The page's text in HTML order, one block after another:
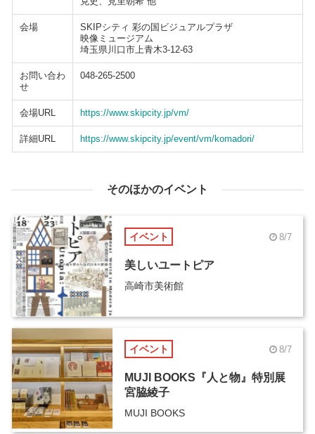
会場
SKIPシティ 彩の国ビジュアルプラザ
映像ミュージアム
埼玉県川口市上青木3-12-63
お問い合わ
せ
048-265-2500
会場URL https://www.skipcity.jp/vm/
詳細URL https://www.skipcity.jp/event/vm/komadori/
そのほかのイベント
イベント 8/7
美しいユートピア
高崎市美術館
イベント 8/7
MUJI BOOKS『人と物』特別展
宮脇綾子
MUJI BOOKS